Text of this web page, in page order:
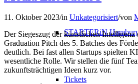
STARTERiN
Tickets
11. Oktober 2023/in Unkategorisiert/von
Der Siegeszug der künstlichen
Graduation Pitch des 5. Batches des
deutlich. Bei fast allen Startups spielten
wesentliche Rolle. Wir stellen die fünf
zukunftsträchtigen Ideen kurz vor.